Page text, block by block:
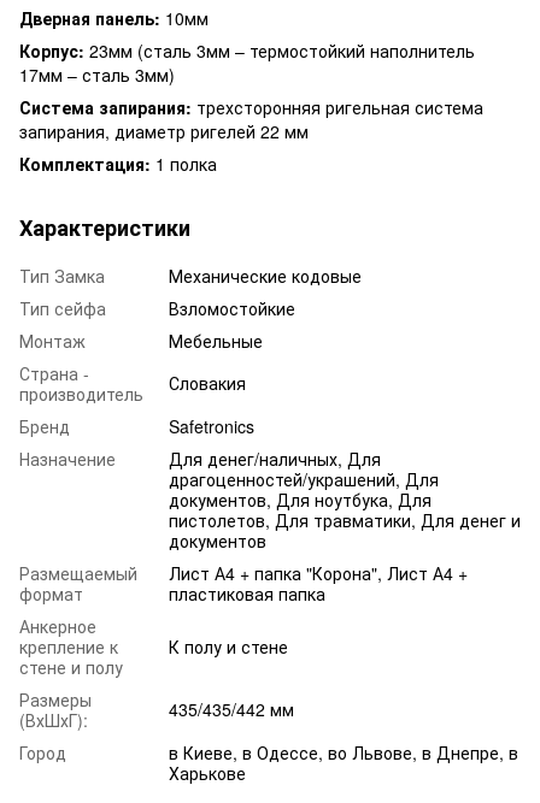
Дверная панель: 10мм
Корпус: 23мм (сталь 3мм – термостойкий наполнитель
17мм – сталь 3мм)
Система запирания: трехсторонняя ригельная система
запирания, диаметр ригелей 22 мм
Комплектация: 1 полка
Характеристики
Тип Замка
Механические кодовые
Тип сейфа
Взломостойкие
Монтаж
Мебельные
Страна -
производитель
Словакия
Бренд
Safetronics
Назначение
Для денег/наличных, Для
драгоценностей/украшений, Для
документов, Для ноутбука, Для
пистолетов, Для травматики, Для денег и
документов
Размещаемый
формат
Лист А4 + папка "Корона", Лист А4 +
пластиковая папка
Анкерное
крепление к
стене и полу
К полу и стене
Размеры
(ВхШхГ):
435/435/442 мм
Город
в Киеве, в Одессе, во Львове, в Днепре, в
Харькове